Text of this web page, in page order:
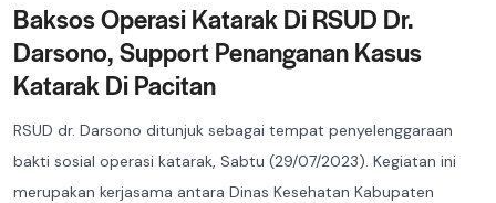
Baksos Operasi Katarak Di RSUD Dr.
Darsono, Support Penanganan Kasus
Katarak Di Pacitan
RSUD dr. Darsono ditunjuk sebagai tempat penyelenggaraan
bakti sosial operasi katarak, Sabtu (29/07/2023). Kegiatan ini
merupakan kerjasama antara Dinas Kesehatan Kabupaten